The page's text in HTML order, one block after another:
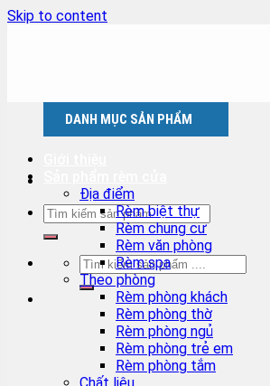
Skip to content
DANH MỤC SẢN PHẨM
Địa điểm
Rèm biệt thự
Rèm chung cư
Rèm văn phòng
Rèm spa
Theo phòng
Rèm phòng khách
Rèm phòng thờ
Rèm phòng ngủ
Rèm phòng trẻ em
Rèm phòng tắm